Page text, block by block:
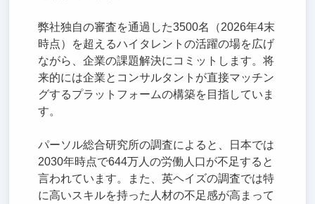
弊社独自の審査を通過した3500名（2026年4末
時点）を超えるハイタレントの活躍の場を広げ
ながら、企業の課題解決にコミットします。将
来的には企業とコンサルタントが直接マッチン
グするプラットフォームの構築を目指していま
す。
パーソル総合研究所の調査によると、日本では
2030年時点で644万人の労働人口が不足すると
言われています。また、英ヘイズの調査では特
に高いスキルを持った人材の不足感が高まって